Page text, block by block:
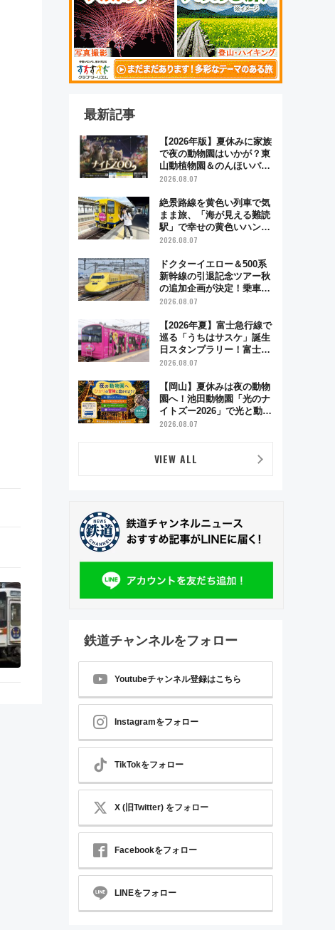
最新記事
【2026年版】夏休みに家族
で夜の動物園はいかが？東
山動植物園＆のんほいパー
ク「ナイトZOO」開催情報
2026.08.07
絶景路線を黄色い列車で気
まま旅、「海が見える難読
駅」で幸せの黄色いハンカ
チに願いを 「新・鉄道ひ
「島原鉄道」
2026.08.07
ドクターイエロー＆500系
新幹線の引退記念ツアー秋
の追加企画が決定！乗車体
験やグッズ・ホテル情報ま
2026.08.07
【2026年夏】富士急行線で
巡る「うちはサスケ」誕生
日スタンプラリー！富士急
ハイランド限定グルメ＆グ
2026.08.07
【岡山】夏休みは夜の動物
園へ！池田動物園「光のナ
イトズー2026」で光と動物
が彩る特別な夜
2026.08.07
VIEW ALL
鉄道チャンネルをフォロー
Youtubeチャンネル登録はこちら
Instagramをフォロー
TikTokをフォロー
X (旧Twitter) をフォロー
Facebookをフォロー
LINEをフォロー